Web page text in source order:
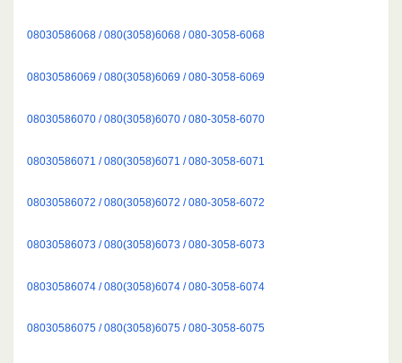
08030586068 / 080(3058)6068 / 080-3058-6068
08030586069 / 080(3058)6069 / 080-3058-6069
08030586070 / 080(3058)6070 / 080-3058-6070
08030586071 / 080(3058)6071 / 080-3058-6071
08030586072 / 080(3058)6072 / 080-3058-6072
08030586073 / 080(3058)6073 / 080-3058-6073
08030586074 / 080(3058)6074 / 080-3058-6074
08030586075 / 080(3058)6075 / 080-3058-6075